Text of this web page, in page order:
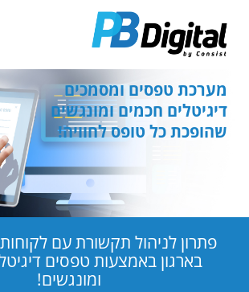
אנטר
מערכת טפסים ומסמכים
דיגיטלים חכמים ומונגשים
שהופכת כל טופס לחוויה!
פתרון לניהול תקשורת עם
בארגון באמצעות טפסים
ומונגשים!